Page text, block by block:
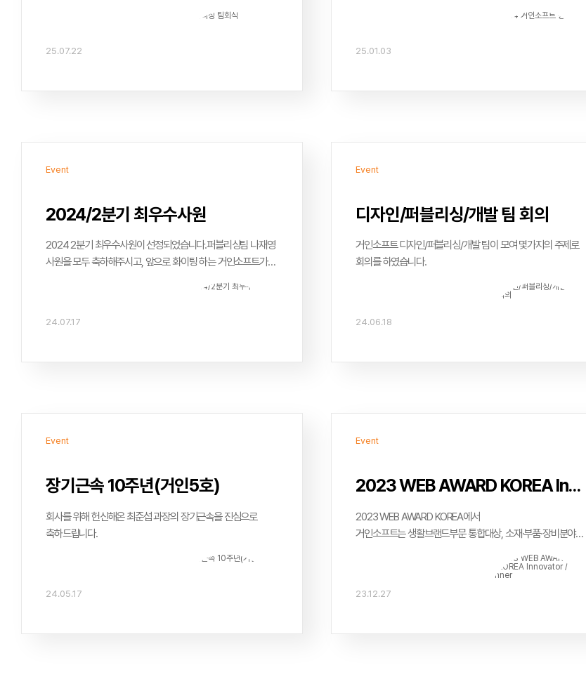
25.07.22 25.01.03
Event
2024/2분기 최우수사원
2024 2분기 최우수사원이 선정되었습니다.퍼블리싱팀 나재영
사원을 모두 축하해주시고, 앞으로 화이팅 하는 거인소프트가
부끄럽지만 그래도 뽑아주신 만큼 앞으로 더 열심히 하는 사원이
노력하도록 하겠습니다.감사합니다!
24.07.17
Event
디자인/퍼블리싱/개발 팀 회의
거인소프트 디자인/퍼블리싱/개발 팀이 모여 몇가지의 주제로
회의를 하였습니다.
24.06.18
Event
장기근속 10주년(거인5호)
회사를 위해 헌신해온 최준섭 과장의 장기근속을 진심으로
축하드립니다.
24.05.17
Event
2023 WEB AWARD KOREA Innovator / winner
2023 WEB AWARD KOREA에서
거인소프트는 생활브랜드부문 통합대상, 소재·부품·장비분야
23.12.27